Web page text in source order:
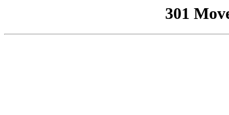
301